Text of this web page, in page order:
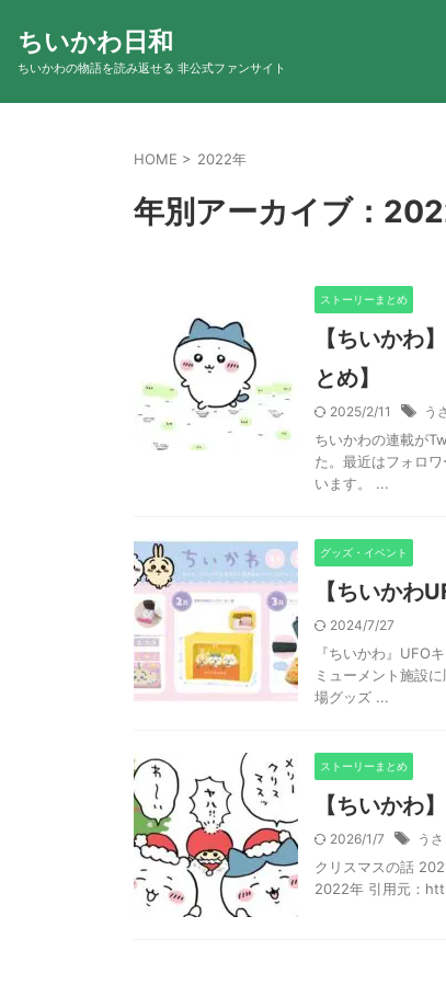
ちいかわ日和
ちいかわの物語を読み返せる 非公式ファンサイト
HOME > 2022年
年別アーカイブ：
ストーリーまとめ
【ちいかわ
とめ】
2025/2/11 う
ちいかわの連載が
た。最近はフォロ
います。 ...
グッズ・イベント
【ちいかわ
2024/7/27
『ちいかわ』UFO
ミューメント施設
場グッズ ...
ストーリーまとめ
【ちいかわ
2026/1/7 う
クリスマスの話
2022年 引用元：